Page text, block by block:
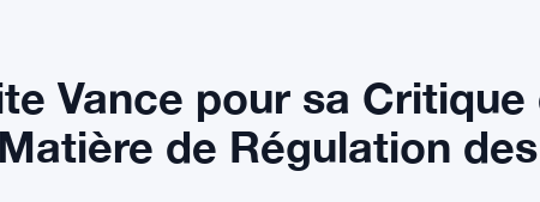
Vance pour sa Critique
de Régulation des